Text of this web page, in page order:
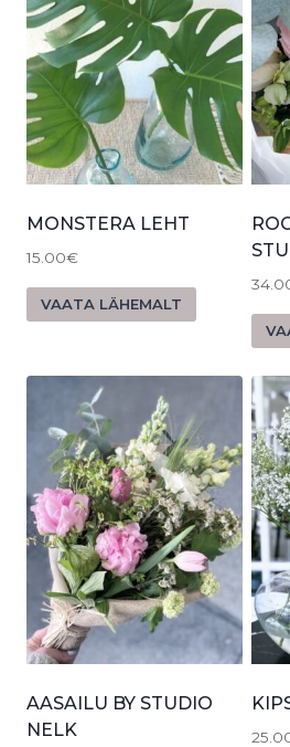
MONSTERA LEHT
15.00€
VAATA LÄHEMALT
AASAILU BY STUDIO
NELK